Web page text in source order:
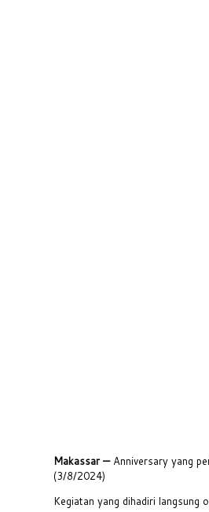
Makassar — Anniversary yang
(3/8/2024)
Kegiatan yang dihadiri langsung